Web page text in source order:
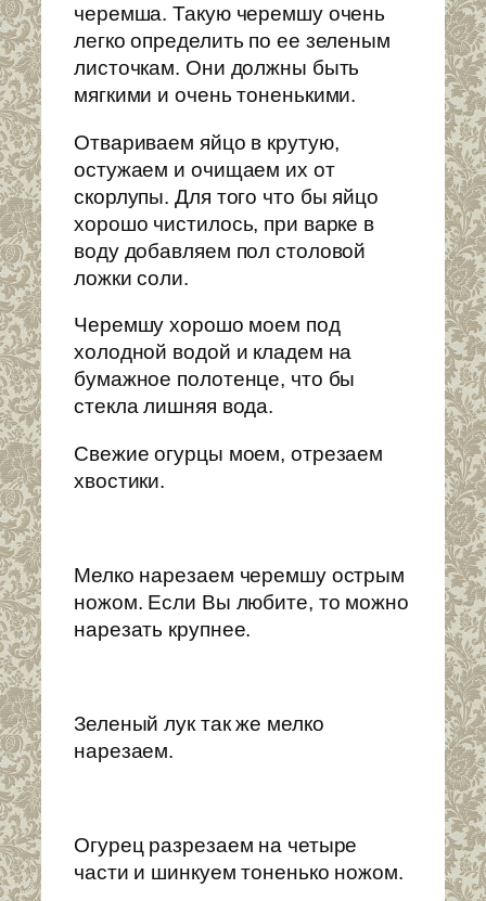
черемша. Такую черемшу очень
легко определить по ее зеленым
листочкам. Они должны быть
мягкими и очень тоненькими.
Отвариваем яйцо в крутую,
остужаем и очищаем их от
скорлупы. Для того что бы яйцо
хорошо чистилось, при варке в
воду добавляем пол столовой
ложки соли.
Черемшу хорошо моем под
холодной водой и кладем на
бумажное полотенце, что бы
стекла лишняя вода.
Свежие огурцы моем, отрезаем
хвостики.
Мелко нарезаем черемшу острым
ножом. Если Вы любите, то можно
нарезать крупнее.
Зеленый лук так же мелко
нарезаем.
Огурец разрезаем на четыре
части и шинкуем тоненько ножом.